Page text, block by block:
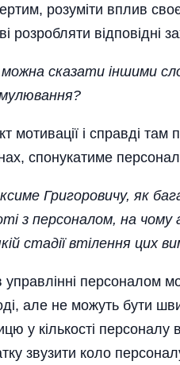
розуміти вплив
розробляти відповідні
сказати іншими
мотивації і справді там
спонукатиме
Григоровичу, як
з персоналом, на чому
стадії втілення цих
персоналом
але не можуть бути
у кількості
звузити коло